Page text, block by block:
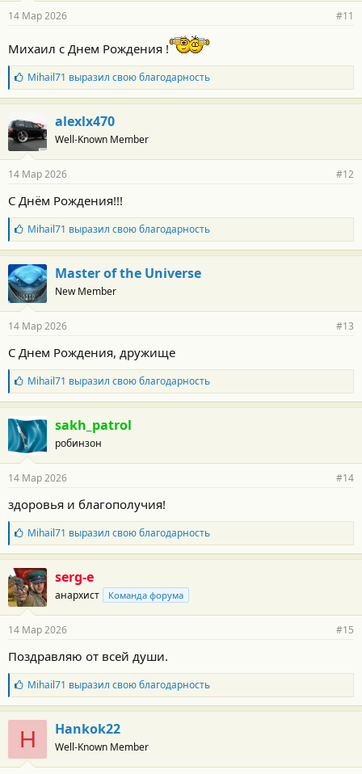
н
с
и
:
14 Мар 2026 #11
Михаил с Днем Рождения !
Б
л
а
о
д
а
н
с
т
и
:
Mihail71 выразил свою благодарность
alexlx470
Well-Known Member
14 Мар 2026 #12
С Днём Рождения!!!
Б
л
а
г
о
д
а
н
с
т
и
:
Mihail71 выразил свою благодарность
Master of the Universe
New Member
14 Мар 2026 #13
С Днем Рождения, дружище
Б
л
а
г
о
д
а
н
с
т
и
:
Mihail71 выразил свою благодарность
sakh_patrol
робинзон
14 Мар 2026 #14
здоровья и благополучия!
Б
л
а
г
о
д
а
н
с
т
и
:
Mihail71 выразил свою благодарность
serg-e
анархист Команда форума
14 Мар 2026 #15
Поздравляю от всей души.
Б
л
а
г
о
а
Mihail71 выразил свою благодарность
H Hankok22
Well-Known Member